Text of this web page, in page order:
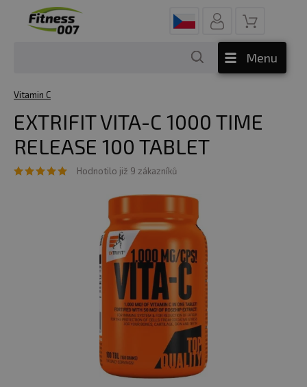
Menu
Vitamin C
EXTRIFIT VITA-C 1000 TIME
RELEASE 100 TABLET
Hodnotilo již 9 zákazníků